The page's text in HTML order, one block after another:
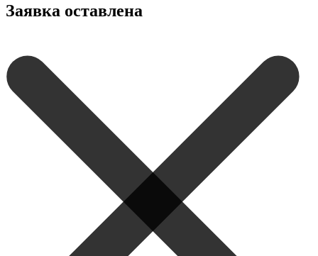
Заявка оставлена